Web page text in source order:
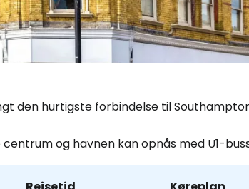
den hurtigste forbindelse til
og havnen kan opnås med U1-